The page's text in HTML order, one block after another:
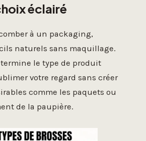
éclairé
à un packaging,
naturels sans maquillage.
le type de produit
votre regard sans créer
comme les paquets ou
de la paupière.